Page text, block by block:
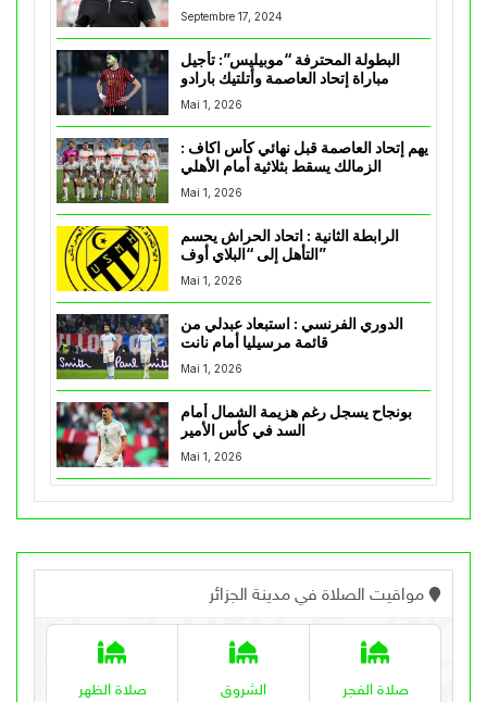
Septembre 17, 2024
البطولة المحترفة “موبيليس”: تأجيل
مباراة إتحاد العاصمة وأتلتيك بارادو
Mai 1, 2026
يهم إتحاد العاصمة قبل نهائي كأس اكاف :
Mai 1, 2026
الرابطة الثانية : اتحاد الحراش يحسم
التأهل إلى “البلاي أوف”
Mai 1, 2026
الدوري الفرنسي : استبعاد عبدلي من
قائمة مرسيليا أمام نانت
Mai 1, 2026
بونجاح يسجل رغم هزيمة الشمال أمام
السد في كأس الأمير
Mai 1, 2026